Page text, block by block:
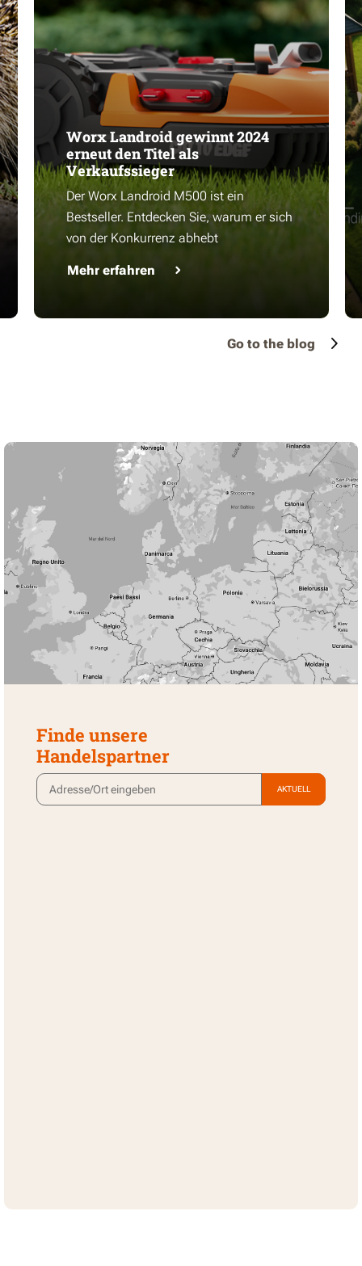
Worx Landroid gewinnt 2024
erneut den Titel als
Verkaufssieger
Der Worx Landroid M500 ist ein
Bestseller. Entdecken Sie, warum er sich
von der Konkurrenz abhebt
Mehr erfahren
Go to the blog
Finde unsere
Handelspartner
AKTUELL